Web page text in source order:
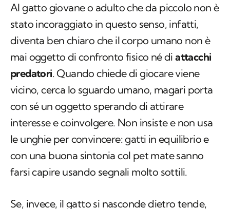
Al gatto giovane o adulto che da piccolo non è
stato incoraggiato in questo senso, infatti,
diventa ben chiaro che il corpo umano non è
mai oggetto di confronto fisico né diattacchi
predatori. Quando chiede di giocare viene
vicino, cerca lo sguardo umano, magari porta
con sé un oggetto sperando di attirare
interesse e coinvolgere. Non insiste e non usa
le unghie per convincere: gatti in equilibrio e
con una buona sintonia col pet mate sanno
farsi capire usando segnali molto sottili.
Se, invece, il gatto si nasconde dietro tende,